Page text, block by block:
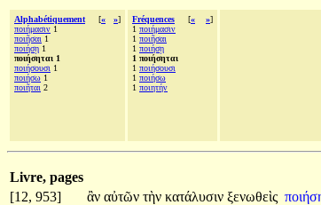
Alphabétiquement [« »]
ποιήμασιν 1
ποιῆσαι 1
ποιήσῃ 1
ποιήσηται 1
ποιήσουσι 1
ποιήσω 1
ποιῆται 2
Fréquences [« »]
1 ποιήμασιν
1 ποιῆσαι
1 ποιήσῃ
1 ποιήσηται
1 ποιήσουσι
1 ποιήσω
1 ποιητήν
Livre, pages
[12, 953]
ἂν αὐτῶν τὴν κατάλυσιν ξενωθεὶς